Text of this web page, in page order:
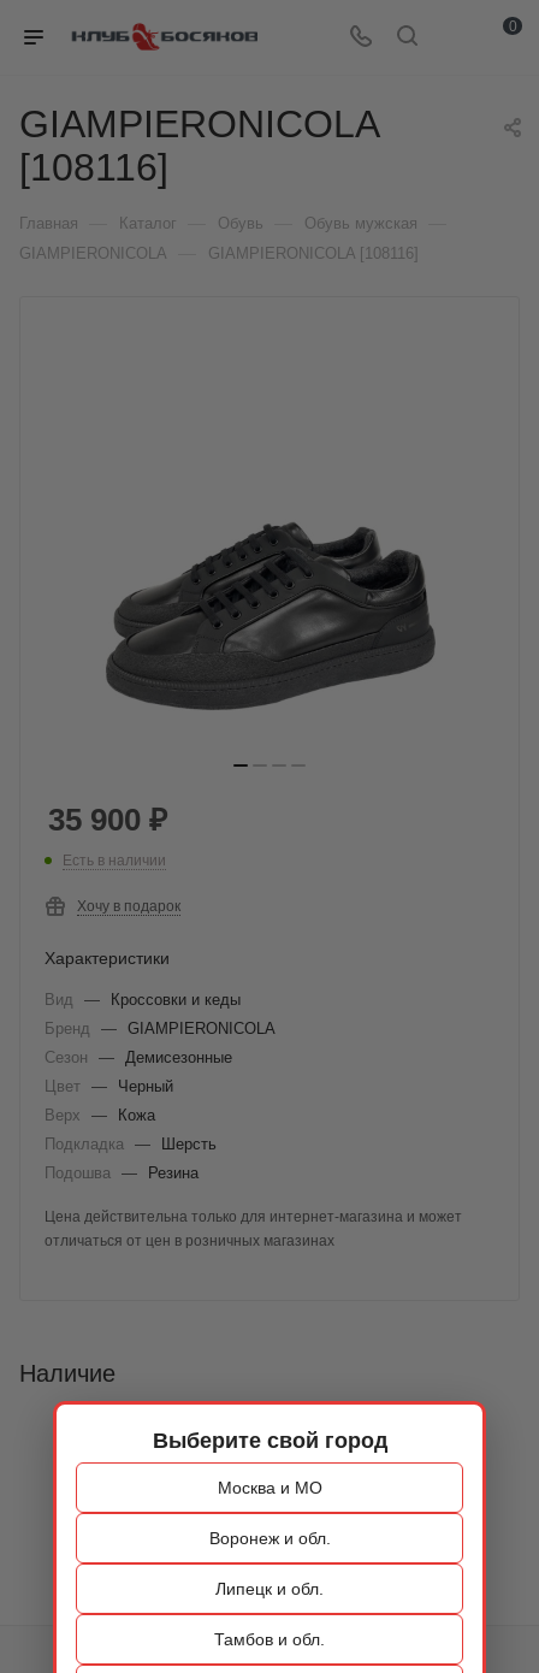
Выберите свой город
Москва и МО
Воронеж и обл.
Липецк и обл.
Тамбов и обл.
0
GIAMPIERONICOLA
[108116]
Главная Каталог Обувь Обувь мужская
GIAMPIERONICOLA GIAMPIERONICOLA [108116]
35 900 ₽
Есть в наличии
Хочу в подарок
Характеристики
Вид —
Кроссовки и кеды
Бренд
— GIAMPIERONICOLA
Сезон
—
Демисезонные
Цвет —
Черный
Верх
—
Кожа
Подкладка
—
Шерсть
Подошва
— Резина
Цена действительна только для интернет-магазина и может
отличаться от цен в розничных магазинах
Наличие
КАТАЛОГ